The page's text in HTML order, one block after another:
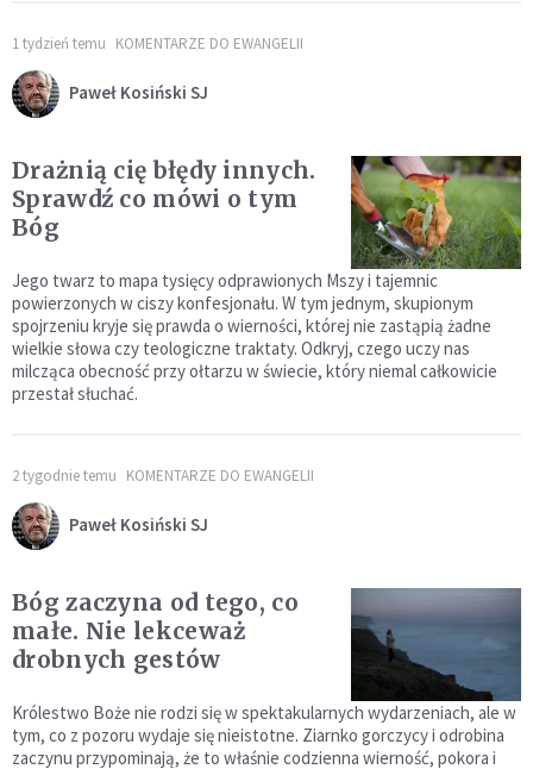
1 tydzień temu KOMENTARZE DO EWANGELII
Paweł Kosiński SJ
Drażnią cię błędy innych.
Sprawdź co mówi o tym
Bóg
Jego twarz to mapa tysięcy odprawionych Mszy i tajemnic
powierzonych w ciszy konfesjonału. W tym jednym, skupionym
spojrzeniu kryje się prawda o wierności, której nie zastąpią żadne
wielkie słowa czy teologiczne traktaty. Odkryj, czego uczy nas
milcząca obecność przy ołtarzu w świecie, który niemal całkowicie
przestał słuchać.
2 tygodnie temu KOMENTARZE DO EWANGELII
Paweł Kosiński SJ
Bóg zaczyna od tego, co
małe. Nie lekceważ
drobnych gestów
Królestwo Boże nie rodzi się w spektakularnych wydarzeniach, ale w
tym, co z pozoru wydaje się nieistotne. Ziarnko gorczycy i odrobina
zaczynu przypominają, że to właśnie codzienna wierność, pokora i